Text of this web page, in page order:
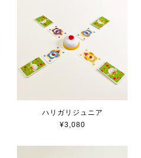
ハリガリジュニア
¥3,080